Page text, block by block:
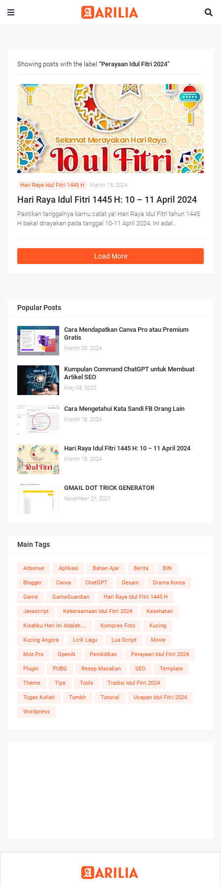
Showing posts with the label Perayaan Idul Fitri 2024
Hari Raya Idul Fitri 1445 H March 18, 2024
Hari Raya Idul Fitri 1445 H: 10 – 11 April 2024
Pastikan tanggalnya kamu catat ya! Hari Raya Idul Fitri tahun 1445
H bakal dirayakan pada tanggal 10-11 April 2024. Ini adal…
Load More
Popular Posts
Cara Mendapatkan Canva Pro atau Premium
Gratis
March 03, 2024
Kumpulan Command ChatGPT untuk Membuat
Artikel SEO
May 03, 2023
Cara Mengetahui Kata Sandi FB Orang Lain
March 18, 2024
Hari Raya Idul Fitri 1445 H: 10 – 11 April 2024
March 18, 2024
GMAIL DOT TRICK GENERATOR
November 21, 2021
Main Tags
Adsense Aplikasi Bahan Ajar Berita BIN
Blogger Canva ChatGPT Desain Drama Korea
Game GameGuardian Hari Raya Idul Fitri 1445 H
Javascript Kebersamaan Idul Fitri 2024 Kesehatan
Kisahku Hari Ini Adalah.... Kompres Foto Kucing
Kucing Angora Lirik Lagu Lua Script Movie
Moz Pro OpenAI Pendidikan Perayaan Idul Fitri 2024
Plugin PUBG Resep Masakan SEO Template
Theme Tips Tools Tradisi Idul Fitri 2024
Tugas Kuliah Tumblr Tutorial Ucapan Idul Fitri 2024
Wordpress